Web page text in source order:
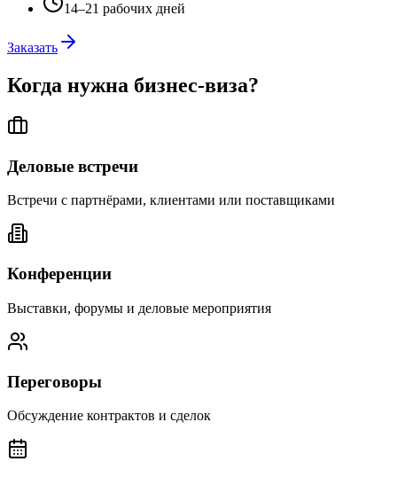
14–21 рабочих дней
Заказать
Когда нужна бизнес-виза?
Деловые встречи
Встречи с партнёрами, клиентами или поставщиками
Конференции
Выставки, форумы и деловые мероприятия
Переговоры
Обсуждение контрактов и сделок